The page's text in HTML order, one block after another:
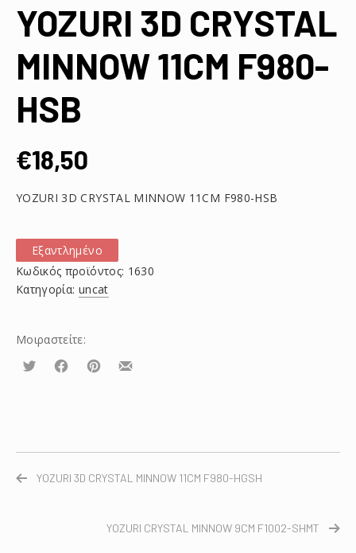
YOZURI 3D CRYSTAL
MINNOW 11CM F980-
HSB
€18,50
YOZURI 3D CRYSTAL MINNOW 11CM F980-HSB
Εξαντλημένο
Κωδικός προϊόντος: 1630
Κατηγορία: uncat
Μοιραστείτε:
Τουίτα ΜοιραστείτεΜοιραστείτεΜοιραστείτε
YOZURI 3D CRYSTAL MINNOW 11CM F980-HGSH
YOZURI CRYSTAL MINNOW 9CM F1002-SHMT